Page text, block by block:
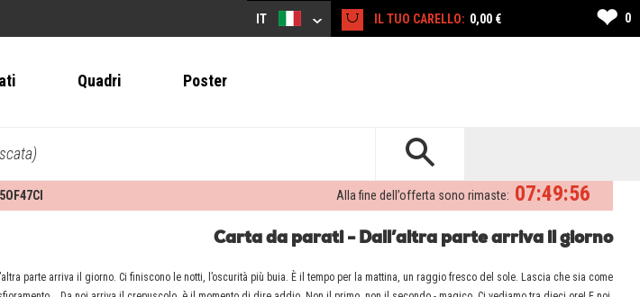
IT IL TUO CARELLO: 0,00 € ❤ 0
Quadri Poster
5OF47CI 07:49:55
Alla fine dell’offerta sono rimaste:
Carta da parati - Dall’altra parte arriva il giorno
parte arriva il giorno. Ci finiscono le notti, l’oscurità più buia. È il tempo per la mattina, un raggio fresco del sole. Lascia che sia come